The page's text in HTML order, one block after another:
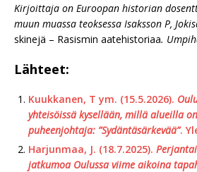
Kirjoittaja on Euroopan historian
muun muassa teoksessa Isaksson P,
skinejä – Rasismin aatehistoriaa.
Lähteet:
Kuukkanen, T ym. (15.5.2026).
yhteisöissä kysellään, millä alueilla
puheenjohtaja: ”Sydäntä­särkevää”.
Harjunmaa, J. (18.7.2025).
jat­ku­moa Oulussa viime aikoina